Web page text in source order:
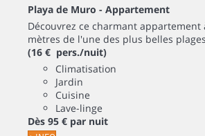
Playa de Muro - Appartement
Découvrez ce charmant appartement
mètres de l'une des plus belles
(16 € pers./nuit)
Climatisation
Jardin
Cuisine
Lave-linge
Dès 95 € par nuit